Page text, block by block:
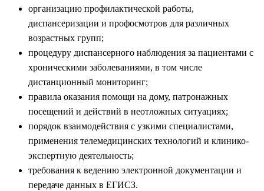
организацию профилактической работы,
диспансеризации и профосмотров для различных
возрастных групп;
процедуру диспансерного наблюдения за пациентами с
хроническими заболеваниями, в том числе
дистанционный мониторинг;
правила оказания помощи на дому, патронажных
посещений и действий в неотложных ситуациях;
порядок взаимодействия с узкими специалистами,
применения телемедицинских технологий и клинико-
экспертную деятельность;
требования к ведению электронной документации и
передаче данных в ЕГИСЗ.